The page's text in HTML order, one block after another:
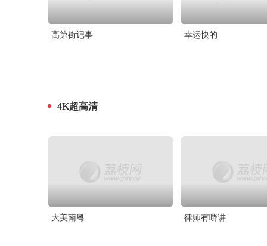
高第街记事 幸运快的
4K超高清
大美南粤 律师有嘢讲